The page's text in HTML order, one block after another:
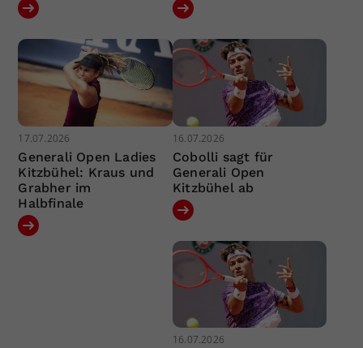
17.07.2026
Generali Open Ladies
Kitzbühel: Kraus und
Grabher im
Halbfinale
16.07.2026
Cobolli sagt für
Generali Open
Kitzbühel ab
16.07.2026